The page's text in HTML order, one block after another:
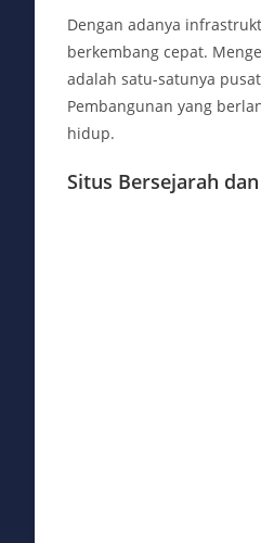
Dengan adanya
berkembang cepat.
adalah satu-satunya
Pembangunan yang
hidup.
Situs Bersejarah